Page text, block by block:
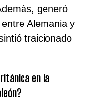
generó
Alemania y
traicionado
en la